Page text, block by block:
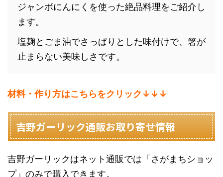
ジャンボにんにくを使った絶品料理をご紹介し
ます。
塩麹とごま油でさっぱりとした味付けで、箸が
止まらない美味しさです。
材料・作り方はこちらをクリック↓↓↓
吉野ガーリック通販お取り寄せ情報
吉野ガーリックはネット通販では「さがまちショッ
プ」のみで購入できます。